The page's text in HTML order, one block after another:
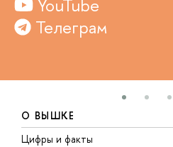
YouTube
Телеграм
О ВЫШКЕ
Цифры и факты